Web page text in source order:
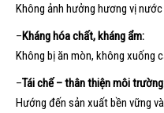
Không ảnh hưởng hương vị
–Kháng hóa chất, kháng ẩm:
Không bị ăn mòn, không xuống
–Tái chế – thân thiện môi
Hướng đến sản xuất bền vững